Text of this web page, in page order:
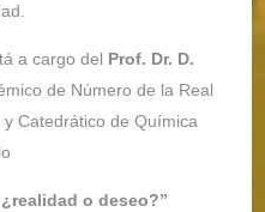
a cargo del Prof. Dr. D.
de Número de la Real
Catedrático de Química
o deseo?”